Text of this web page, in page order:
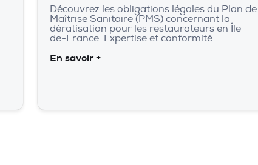
Découvrez les obligations légales du Plan de
Maîtrise Sanitaire (PMS) concernant la
dératisation pour les restaurateurs en Île-
de-France. Expertise et conformité.
En savoir +